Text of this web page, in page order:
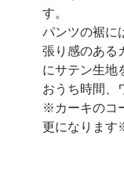
す。
パンツの裾に
張り感のある
にサテン生地
おうち時間、
※カーキのコ
更になりま